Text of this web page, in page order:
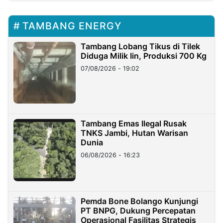
TAMBANG ENERGY
Tambang Lobang Tikus di Tilek
Diduga Milik Iin, Produksi 700 Kg
07/08/2026 - 19:02
Tambang Emas Ilegal Rusak
TNKS Jambi, Hutan Warisan
Dunia
06/08/2026 - 16:23
Pemda Bone Bolango Kunjungi
PT BNPG, Dukung Percepatan
Operasional Fasilitas Strategis